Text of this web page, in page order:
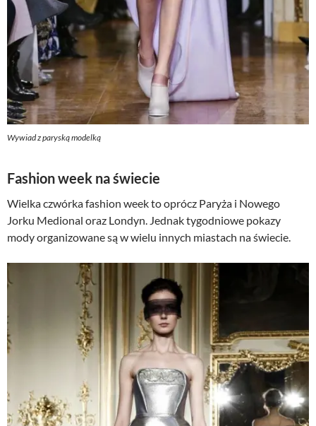
Wywiad z paryską modelką
Fashion week na świecie
Wielka czwórka fashion week to oprócz Paryża i Nowego
Jorku Medional oraz Londyn. Jednak tygodniowe pokazy
mody organizowane są w wielu innych miastach na świecie.